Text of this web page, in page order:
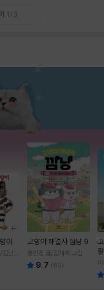
1/3
이
난주
고양이 해결사 깜냥 9
홍민정 글/김재희 그림
9.7 (60)